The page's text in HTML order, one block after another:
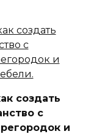
создать
с
и